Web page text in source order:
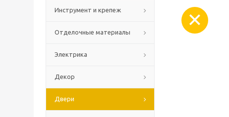
Инструмент и крепеж
Отделочные материалы
Электрика
Декор
Двери